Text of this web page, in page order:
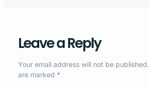
Leave a Reply
Your email address will not be published.
are marked *